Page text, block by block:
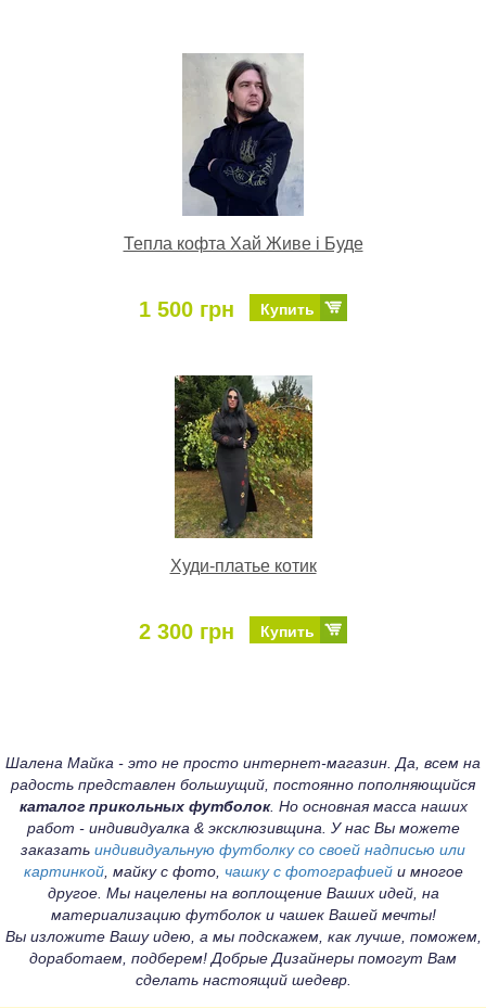
Тепла кофта Хай Живе і Буде
1 500 грн Купить
Худи-платье котик
2 300 грн Купить
Шалена Майка - это не просто интернет-магазин. Да, всем на
радость представлен большущий, постоянно пополняющийся
каталог прикольных футболок. Но основная масса наших
работ - индивидуалка & эксклюзивщина. У нас Вы можете
заказать индивидуальную футболку со своей надписью или
картинкой, майку с фото, чашку с фотографиейи многое
другое. Мы нацелены на воплощение Ваших идей, на
материализацию футболок и чашек Вашей мечты!
Вы изложите Вашу идею, а мы подскажем, как лучше, поможем,
доработаем, подберем! Добрые Дизайнеры помогут Вам
сделать настоящий шедевр.